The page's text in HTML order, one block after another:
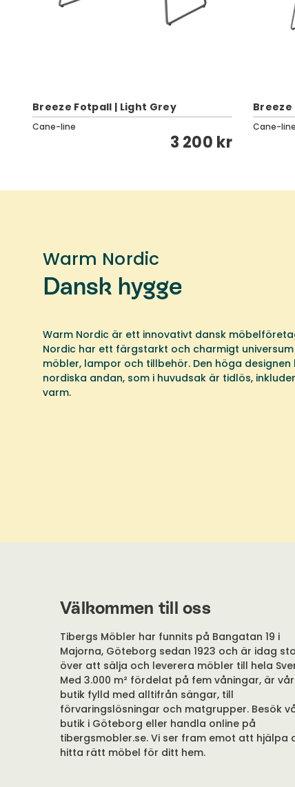
Breeze Fotpall | Light Grey
Cane-line
3 200 kr
Breeze
Cane-line
Warm Nordic
Dansk hygge
Warm Nordic är ett innovativt dansk
Nordic har ett färgstarkt och charmigt
möbler, lampor och tillbehör. Den höga designen
nordiska andan, som i huvudsak är tidlös,
varm.
Välkommen till oss
Tibergs Möbler har funnits på Bangatan 19 i
Majorna, Göteborg sedan 1923 och är idag
över att sälja och leverera möbler till hela
Med 3.000 m² fördelat på fem våningar, är vår
butik fylld med alltifrån sängar, till
förvaringslösningar och matgrupper. Besök
butik i Göteborg eller handla online på
tibergsmobler.se. Vi ser fram emot att hjälpa
hitta rätt möbel för ditt hem.